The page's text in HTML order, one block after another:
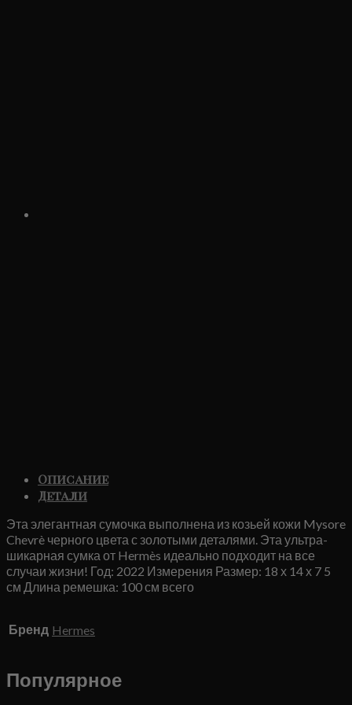
Описание
Детали
Эта элегантная сумочка выполнена из козьей кожи Mysore
Chevrè черного цвета с золотыми деталями. Эта ультра-
шикарная сумка от Hermès идеально подходит на все
случаи жизни! Год: 2022 Измерения Размер: 18 х 14 х 7 5
см Длина ремешка: 100 см всего
Бренд Hermes
Популярное